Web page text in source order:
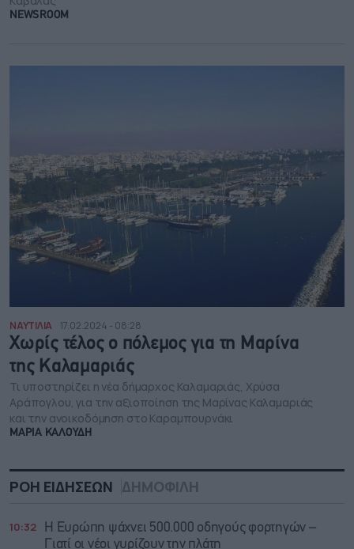
NEWSROOM
ΝΑΥΤΙΛΙΑ 17.02.2024 - 08:28
Χωρίς τέλος ο πόλεμος για τη Mαρίνα
της Καλαμαριάς
Τι υποστηρίζει η νέα δήμαρχος Καλαμαριάς, Χρύσα
Αράπογλου, για την αξιοποίηση της Μαρίνας Καλαμαριάς
και την ανοικοδόμηση στο Καραμπουρνάκι
ΜΑΡΙΑ ΚΑΛΟΥΔΗ
ΡΟΗ ΕΙΔΗΣΕΩΝ ΔΗΜΟΦΙΛΗ
10:32
Η Ευρώπη ψάχνει 500.000 οδηγούς φορτηγών –
Γιατί οι νέοι γυρίζουν την πλάτη